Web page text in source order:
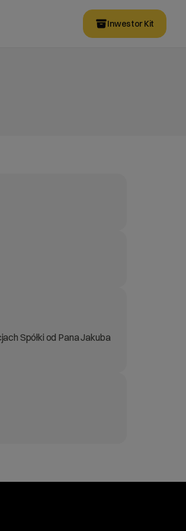
Inwestor Kit
Spółki od Pana Jakuba